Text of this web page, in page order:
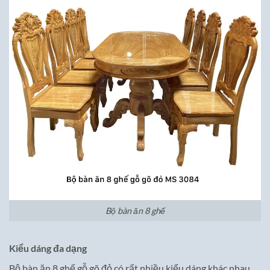
Bộ bàn ăn 8 ghế
Kiểu dáng đa dạng
Bộ bàn ăn 8 ghế gỗ gõ đỏ có rất nhiều kiểu dáng khác nhau,